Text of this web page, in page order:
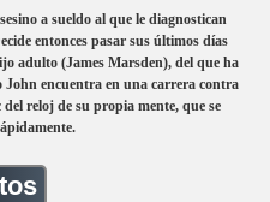
a sueldo al que le diagnostican
entonces pasar sus últimos días
adulto (James Marsden), del que ha
encuentra en una carrera contra
reloj de su propia mente, que se